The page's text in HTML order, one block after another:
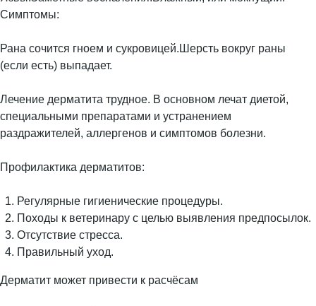
Симптомы:
Рана сочится гноем и сукровицей.Шерсть вокруг раны
(если есть) выпадает.
Лечение дерматита трудное. В основном лечат диетой,
специальными препаратами и устранением
раздражителей, аллергенов и симптомов болезни.
Профилактика дерматитов:
Регулярные гигиенические процедуры.
Походы к ветеринару с целью выявления предпосылок.
Отсутствие стресса.
Правильный уход.
Дерматит может привести к расчёсам